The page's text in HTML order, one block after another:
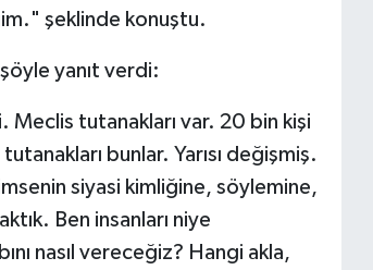
şeklinde konuştu.
yanıt verdi:
Meclis tutanakları var. 20 bin kişi
bunlar. Yarısı değişmiş.
siyasi kimliğine, söylemine,
Ben insanları niye
nasıl vereceğiz? Hangi akla,